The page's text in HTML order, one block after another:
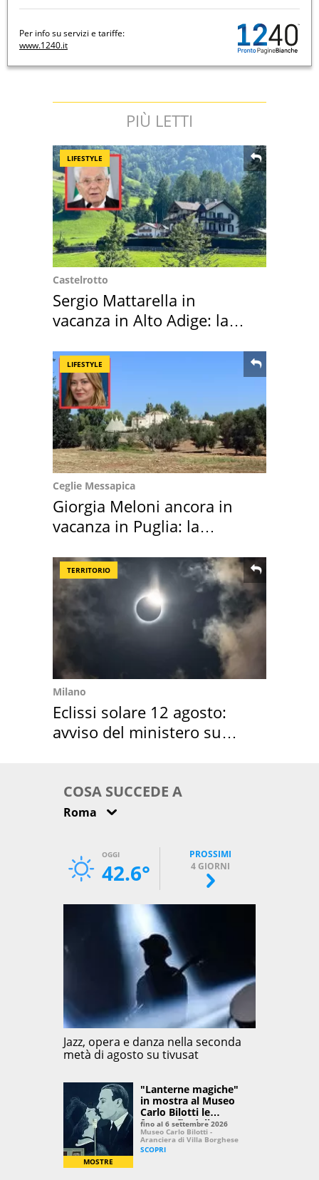
Per info su servizi e tariffe:
www.1240.it
PIÙ LETTI
LIFESTYLE
Castelrotto
Sergio Mattarella in
vacanza in Alto Adige: la
LIFESTYLE
Ceglie Messapica
Giorgia Meloni ancora in
vacanza in Puglia: la
TERRITORIO
Milano
Eclissi solare 12 agosto:
avviso del ministero su